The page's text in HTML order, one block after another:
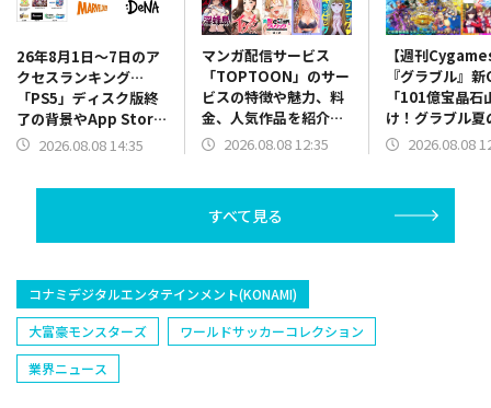
26年8月1日～7日のア
クセスランキング…
「PS5」ディスク版終
了の背景やApp Store
振り返り、決算関係が
2026.08.08 14:35
マンガ配信サービス
「TOPTOON」のサー
ビスの特徴や魅力、料
金、人気作品を紹介
ランキングも毎週更新
2026.08.08 12:35
【週刊
『グラブル』
「101億宝晶石
け！グラブル夏
祭！」、『ウマ
など（26年8月
日）
2026.08.08
すべて見る
コナミデジタルエンタテインメント(KONAMI)
大富豪モンスターズ
ワールドサッカーコレクション
業界ニュース